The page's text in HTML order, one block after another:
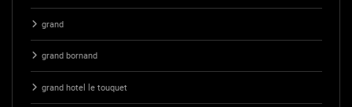
grand
grand bornand
grand hotel le touquet